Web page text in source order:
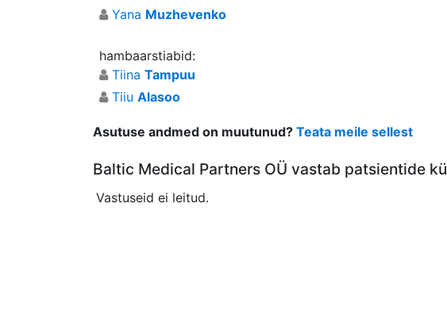
Yana Muzhevenko
hambaarstiabid:
Tiina Tampuu
Tiiu Alasoo
Asutuse andmed on muutunud? Teata meile sellest
Baltic Medical Partners OÜ vastab patsientide
Vastuseid ei leitud.